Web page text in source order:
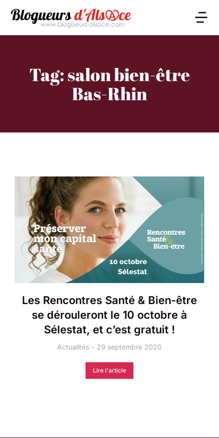
Tag: salon bien-être
Bas-Rhin
Les Rencontres Santé & Bien-être
se dérouleront le 10 octobre à
Sélestat, et c’est gratuit !
Actualités 29 septembre 2020
Lire l'article